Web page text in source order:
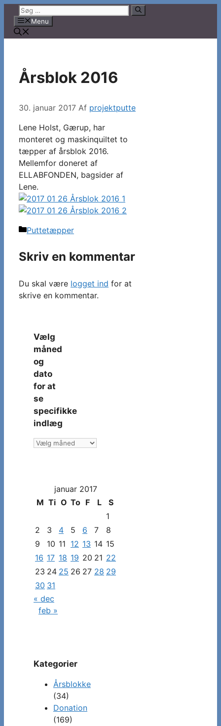
indhold
Søg
efter:Menu
Årsblok 2016
30. januar 2017 Af projektputte
Lene Holst, Gærup, har
monteret og maskinquiltet to
tæpper af årsblok 2016.
Mellemfor doneret af
ELLABFONDEN, bagsider af
Lene.
Kategorier
Puttetæpper
Skriv en kommentar
Du skal være logget ind for at
skrive en kommentar.
Vælg
måned
og
dato
for at
se
specifikke
indlæg
Vælg
at
specifikke
indlæg
januar 2017
M Ti O To F L
S
1
2
3 4 5 6 7
8
9
10 11 12 13 14 15
16 17 18 19 20 21 22
23 24 25 26 27 28 29
30 31
« dec
feb »
Kategorier
Årsblokke
(34)
Donation
(169)